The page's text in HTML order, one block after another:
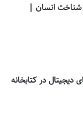
شناخت انسان |
دیجیتال در کتابخانه